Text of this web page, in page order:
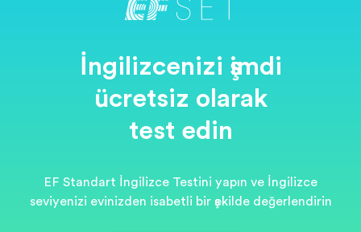
İngilizcenizi şimdi
ücretsiz olarak
test edin
EF Standart İngilizce Testini yapın ve İngilizce
seviyenizi evinizden isabetli bir şekilde değerlendirin